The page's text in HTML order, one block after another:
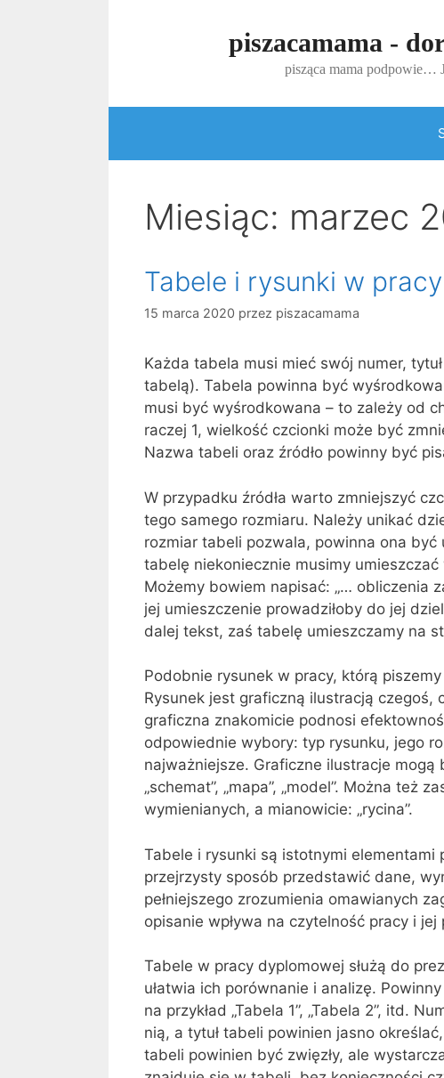
piszacamama -
pisząca mama podpowie…
Miesiąc: marzec
Tabele i rysunki w
15 marca 2020 przez piszacamama
Każda tabela musi mieć swój numer,
tabelą). Tabela powinna być
musi być wyśrodkowana – to zależy od
raczej 1, wielkość czcionki może być
Nazwa tabeli oraz źródło powinny być
W przypadku źródła warto zmniejszyć
tego samego rozmiaru. Należy unikać
rozmiar tabeli pozwala, powinna ona
tabelę niekoniecznie musimy
Możemy bowiem napisać: „… obliczenia
jej umieszczenie prowadziłoby do jej
dalej tekst, zaś tabelę umieszczamy na
Podobnie rysunek w pracy, którą
Rysunek jest graficzną ilustracją
graficzna znakomicie podnosi
odpowiednie wybory: typ rysunku, jego
najważniejsze. Graficzne ilustracje mogą
„schemat”, „mapa”, „model”. Można też
wymienianych, a mianowicie: „rycina”.
Tabele i rysunki są istotnymi
przejrzysty sposób przedstawić dane,
pełniejszego zrozumienia omawianych
opisanie wpływa na czytelność pracy i
Tabele w pracy dyplomowej służą do
ułatwia ich porównanie i analizę.
na przykład „Tabela 1”, „Tabela 2”, itd.
nią, a tytuł tabeli powinien jasno
tabeli powinien być zwięzły, ale